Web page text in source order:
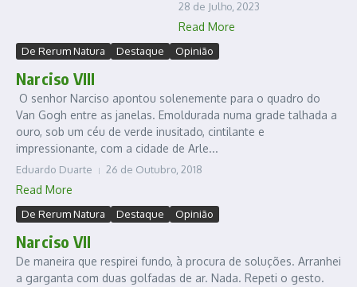
28 de Julho, 2023
Read More
De Rerum Natura Destaque Opinião
Narciso VIII
O senhor Narciso apontou solenemente para o quadro do
Van Gogh entre as janelas. Emoldurada numa grade talhada a
ouro, sob um céu de verde inusitado, cintilante e
impressionante, com a cidade de Arle...
Eduardo Duarte 26 de Outubro, 2018
Read More
De Rerum Natura Destaque Opinião
Narciso VII
De maneira que respirei fundo, à procura de soluções. Arranhei
a garganta com duas golfadas de ar. Nada. Repeti o gesto.